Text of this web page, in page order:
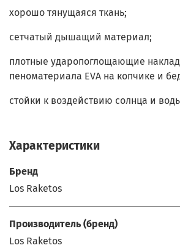
хорошо тянущаяся ткань;
сетчатый дышащий материал;
плотные ударопоглощающие
пеноматериала EVA на копчике и
стойки к воздействию солнца и
Характеристики
Бренд
Los Raketos
Производитель (бренд)
Los Raketos